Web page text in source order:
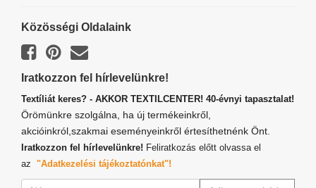
Közösségi Oldalaink
Iratkozzon fel hírlevelünkre!
Textíliát keres? - AKKOR TEXTILCENTER! 40-évnyi tapasztalat!
Örömünkre szolgálna, ha új termékeinkről,
akcióinkról,szakmai eseményeinkről értesíthetnénk Önt.
Iratkozzon fel hírlevelünkre! Feliratkozás előtt olvassa el
az "Adatkezelési tájékoztatónkat"!